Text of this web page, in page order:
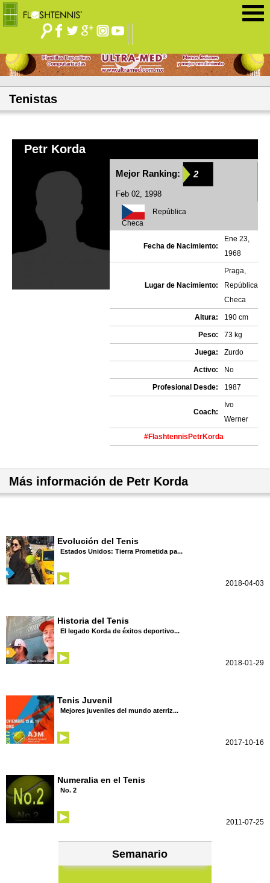
Tenistas
Petr Korda
Mejor Ranking: 2
Feb 02, 1998
República
Checa
Fecha de Nacimiento:
Ene 23,
1968
Lugar de Nacimiento:
Praga,
República
Checa
Altura: 190 cm
Peso: 73 kg
Juega: Zurdo
Activo: No
Profesional Desde: 1987
Coach:
Ivo
Werner
#FlashtennisPetrKorda
Más información de Petr Korda
Evolución del Tenis
Estados Unidos: Tierra Prometida pa...
2018-04-03
Historia del Tenis
El legado Korda de éxitos deportivo...
2018-01-29
Tenis Juvenil
Mejores juveniles del mundo aterriz...
2017-10-16
Numeralia en el Tenis
No. 2
2011-07-25
Semanario